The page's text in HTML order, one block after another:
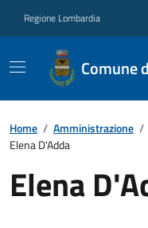
Regione Lombardia
Comune
Home / Amministrazione /
Elena D'Adda
Elena